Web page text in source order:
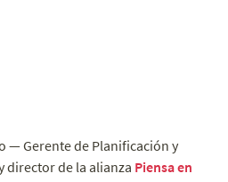
— Gerente de Planificación y
director de la alianza Piensa en